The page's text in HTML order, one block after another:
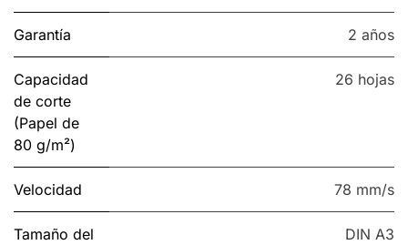
Garantía 2 años
Capacidad
de corte
(Papel de
80 g/m²)
26 hojas
Velocidad 78 mm/s
Tamaño del
DIN A3